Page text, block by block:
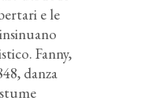
e le
Fanny,
danza